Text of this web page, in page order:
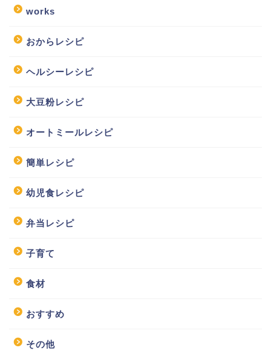
works
おからレシピ
ヘルシーレシピ
大豆粉レシピ
オートミールレシピ
簡単レシピ
幼児食レシピ
弁当レシピ
子育て
食材
おすすめ
その他